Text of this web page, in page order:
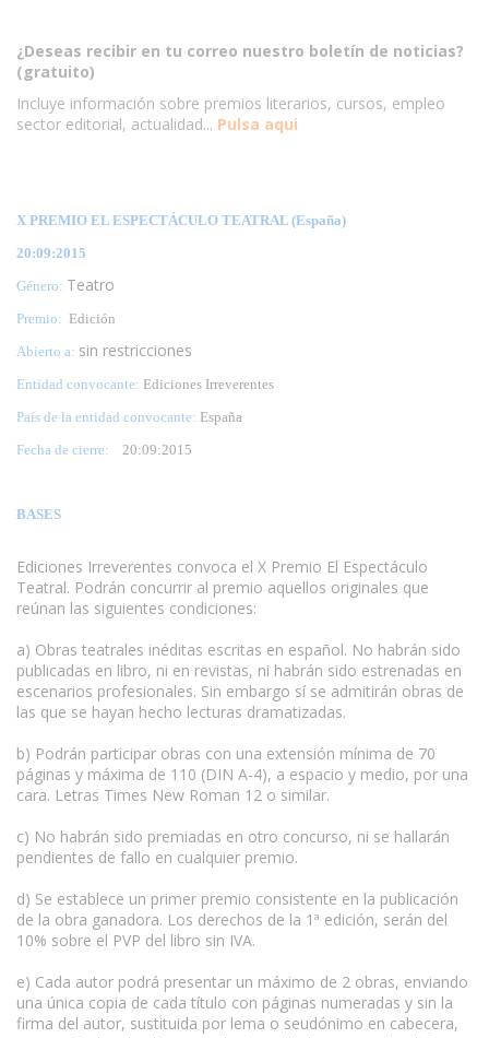
¿Deseas recibir en tu correo nuestro boletín de noticias?
(gratuito)
Incluye información sobre premios literarios, cursos, empleo
sector editorial, actualidad... Pulsa aqui
X PREMIO EL ESPECTÁCULO TEATRAL (España)
20:09:2015
Género: Teatro
Premio: Edición
Abierto a: sin restricciones
Entidad convocante: Ediciones Irreverentes
País de la entidad convocante: España
Fecha de cierre:
20:09:2015
BASES
Ediciones Irreverentes convoca el X Premio El Espectáculo
Teatral. Podrán concurrir al premio aquellos originales que
reúnan las siguientes condiciones:
a) Obras teatrales inéditas escritas en español. No habrán sido
publicadas en libro, ni en revistas, ni habrán sido estrenadas en
escenarios profesionales. Sin embargo sí se admitirán obras de
las que se hayan hecho lecturas dramatizadas.
b) Podrán participar obras con una extensión mínima de 70
páginas y máxima de 110 (DIN A-4), a espacio y medio, por una
cara. Letras Times New Roman 12 o similar.
c) No habrán sido premiadas en otro concurso, ni se hallarán
pendientes de fallo en cualquier premio.
d) Se establece un primer premio consistente en la publicación
de la obra ganadora. Los derechos de la 1ª edición, serán del
10% sobre el PVP del libro sin IVA.
e) Cada autor podrá presentar un máximo de 2 obras, enviando
una única copia de cada título con páginas numeradas y sin la
firma del autor, sustituida por lema o seudónimo en cabecera,